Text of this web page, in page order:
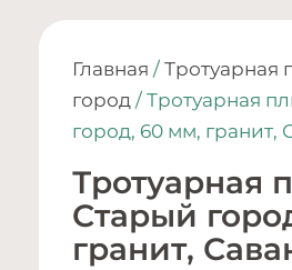
Главная / Тротуарная
город / Тротуарная
город, 60 мм, гранит,
Тротуарная
Старый
гранит,